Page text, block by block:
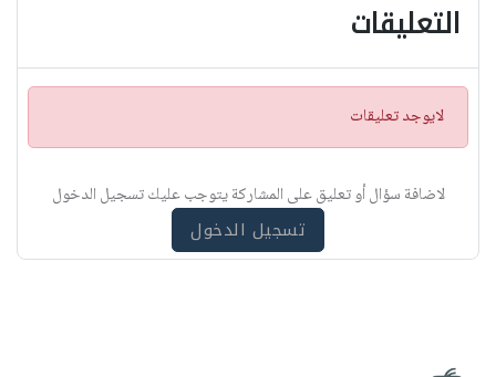
التعليقات
ت
ن
ي
لايوجد تعليقات
لاضافة سؤال أو تعليق على المشاركة يتوجب عليك تسجيل الدخول
تسجيل الدخول